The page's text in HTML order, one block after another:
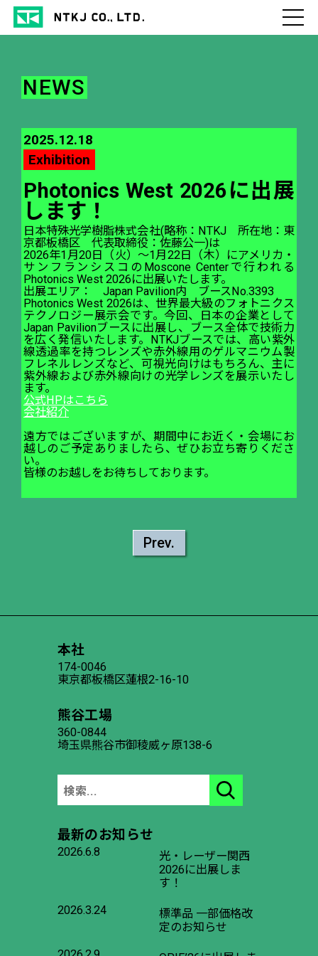
NEWS
2025.12.18
Exhibition
Photonics West 2026に出展
します！
日本特殊光学樹脂株式会社(略称：NTKJ 所在地：東
京都板橋区 代表取締役：佐藤公一)は
2026年1月20日（火）～1月22日（木）にアメリカ・
サンフランシスコのMoscone Centerで行われる
Photonics West 2026に出展いたします。
出展エリア： Japan Pavilion内 ブースNo.3393
Photonics West 2026は、世界最大級のフォトニクス
テクノロジー展示会です。今回、日本の企業として
Japan Pavilionブースに出展し、ブース全体で技術力
を広く発信いたします。NTKJブースでは、高い紫外
線透過率を持つレンズや赤外線用のゲルマニウム製
フレネルレンズなど、可視光向けはもちろん、主に
紫外線および赤外線向けの光学レンズを展示いたし
ます。
公式HPはこちら
会社紹介
遠方ではございますが、期間中にお近く・会場にお
越しのご予定ありましたら、ぜひお立ち寄りくださ
い。
皆様のお越しをお待ちしております。
Prev.
本社
174-0046
東京都板橋区蓮根2-16-10
熊谷工場
360-0844
埼玉県熊谷市御稜威ヶ原138-6
最新のお知らせ
2026.6.8
光・レーザー関西
2026に出展しま
す！
2026.3.24
標準品 一部価格改
定のお知らせ